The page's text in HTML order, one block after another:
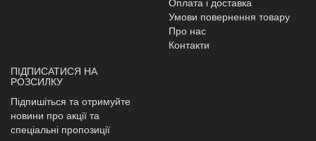
Умови повернення товару
Про нас
Контакти
ПІДПИСАТИСЯ НА
РОЗСИЛКУ
Підпишіться та отримуйте
новини про акції та
спеціальні пропозиції